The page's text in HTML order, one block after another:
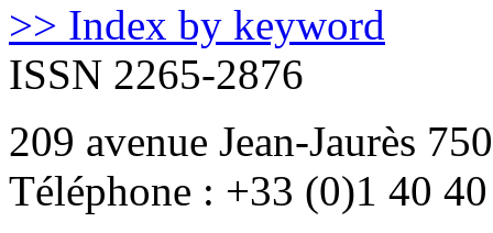
>> Index by keyword
ISSN 2265-2876
209 avenue Jean-Jaurès
Téléphone : +33 (0)1 40